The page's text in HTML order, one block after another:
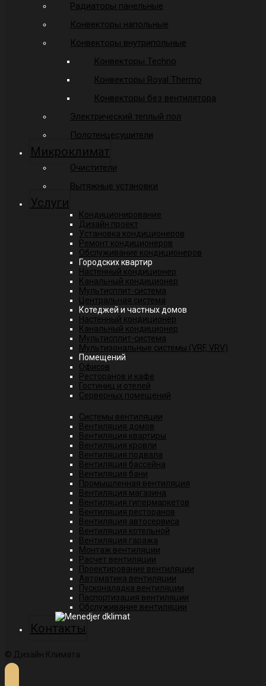
Радиаторы панельные
Конвекторы напольные
Конвекторы внутрипольные
Конвекторы Techno
Конвекторы Royal Thermo
Конвекторы без вентилятора
Электрический теплый пол
Полотенцесушители
Микроклимат
Очистители
Вытяжные установки
Услуги
Кондиционирование
Дизайн проект
Установка кондиционеров
Ремонт кондиционеров
Обслуживание кондиционеров
Городских квартир
Настенный кондиционер
Канальный кондиционер
Мультисплит-система
Центральная система
Котеджей и частных домов
Настенный кондиционер
Канальный кондиционер
Мультисплит-система
Мультизональные системы (VRF, VRV)
Помещений
Офисов
Ресторанов и кафе
Гостиниц и отелей
Серверных помещений
Системы вентиляции
Вентиляция домов
Вентиляция квартиры
Вентиляция кровли
Вентиляция подвала
Вентиляция бассейна
Вентиляция бани
Промышленная вентиляция
Вентиляция магазина
Вентиляция гипермаркетов
Вентиляция ресторанов
Вентиляция автосервиса
Вентиляция котельной
Вентиляция гаража
Монтаж вентиляции
Расчет вентиляции
Проектирование вентиляции
Автоматика вентиляции
Пусконаладка вентиляции
Паспортизация вентиляции
Обслуживание вентиляции
Контакты
© Дизайн Климата